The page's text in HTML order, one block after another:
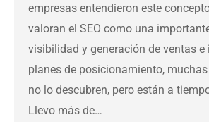
empresas entendieron este
valoran el SEO como una
visibilidad y generación de ventas e
planes de posicionamiento,
no lo descubren, pero están a
Llevo más de…